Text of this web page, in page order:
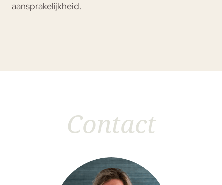
aansprakelijkheid.
Contact